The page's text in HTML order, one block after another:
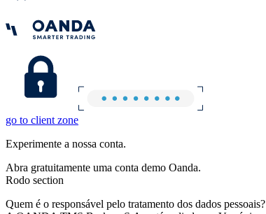
go to client zone
Experimente a nossa conta.
Abra gratuitamente uma conta demo Oanda.
Rodo section
Quem é o responsável pelo tratamento dos dados pessoais?